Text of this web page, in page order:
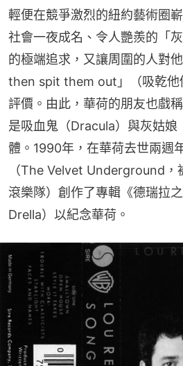
輕便在競爭激烈的紐約藝術圈
社會一夜成名、令人艷羨的「
的極端追求，又讓周圍的人對
then spit them out」（吸乾他
評價。由此，華荷的朋友也戲
是吸血鬼（Dracula）與灰姑
體。1990年，在華荷去世兩週
（The Velvet Underground，
滾樂隊）創作了專輯《德瑞拉
Drella）以紀念華荷。